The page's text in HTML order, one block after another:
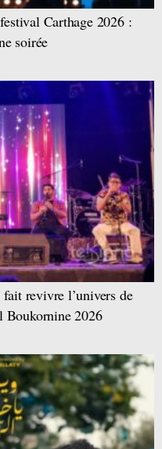
Carthage 2026 :
soirée
revivre l’univers de
Boukornine 2026